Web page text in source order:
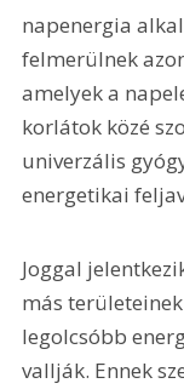
napenergia
felmerülnek
amelyek a
korlátok közé
univerzális
energetikai
Joggal
más területeinek
legolcsóbb
vallják. Ennek